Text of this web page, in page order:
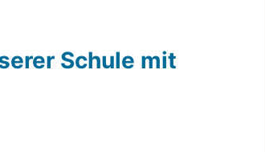
Schule mit